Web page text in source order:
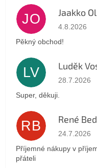
JO Jaakko
Hodnocení
4.8.2026
Pěkný obchod!
LV Luděk
Hodnocení
28.7.2026
Super, děkuji.
RB René
Hodnocení
24.7.2026
Příjemné nákupy v
přáteli